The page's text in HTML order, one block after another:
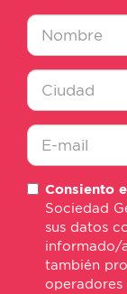
Nombre
Ciudad
mail
Consiento
Sociedad
sus datos
informado/
también